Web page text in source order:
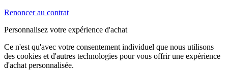
Renoncer au contrat
Personnalisez votre expérience d'achat
Ce n'est qu'avec votre consentement individuel que nous utilisons
des cookies et d'autres technologies pour vous offrir une expérience
d'achat personnalisée.